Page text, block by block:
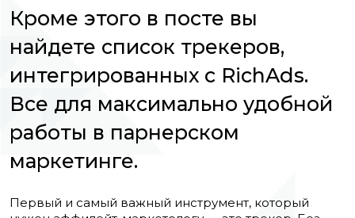
Кроме этого в посте вы
найдете список трекеров,
интегрированных с RichAds.
Все для максимально удобной
работы в парнерском
маркетинге.
Первый и самый важный инструмент, который